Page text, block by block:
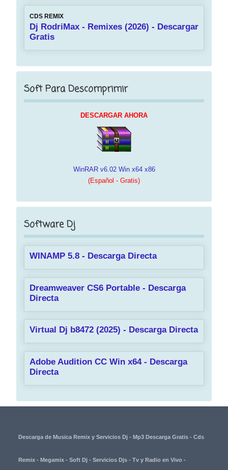
CDS REMIX
Dj RodriMax - Remixes (2026) - Descargar
Gratis
Soft Para Descomprimir
DESCARGAR AHORA
WinRAR v6.02 Win x64 x86
(Español - Gratis)
Software Dj
WINAMP 5.8 - Descarga Directa
Dreamweaver CS6 Portable - Descarga
Directa
Virtual Dj b8472 (2025) - Descarga Directa
Adobe Audition CC Win x64 - Descarga
Directa
Descarga de Musica Remix y Servicios Dj - Mp3 Descarga Gratis - Cds
Remix - Megamix - Soft Dj - Servicios Djs - Tv y Radio en Vivo -